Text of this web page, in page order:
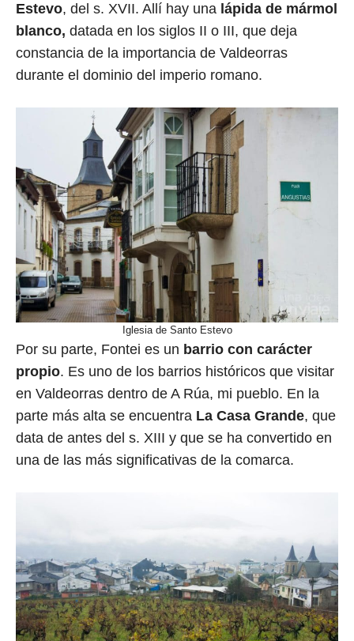
Estevo, del s. XVII. Allí hay una lápida de mármol
blanco, datada en los siglos II o III, que deja
constancia de la importancia de Valdeorras
durante el dominio del imperio romano.
Iglesia de Santo Estevo
Por su parte, Fontei es un barrio con carácter
propio. Es uno de los barrios históricos que visitar
en Valdeorras dentro de A Rúa, mi pueblo. En la
parte más alta se encuentra La Casa Grande, que
data de antes del s. XIII y que se ha convertido en
una de las más significativas de la comarca.